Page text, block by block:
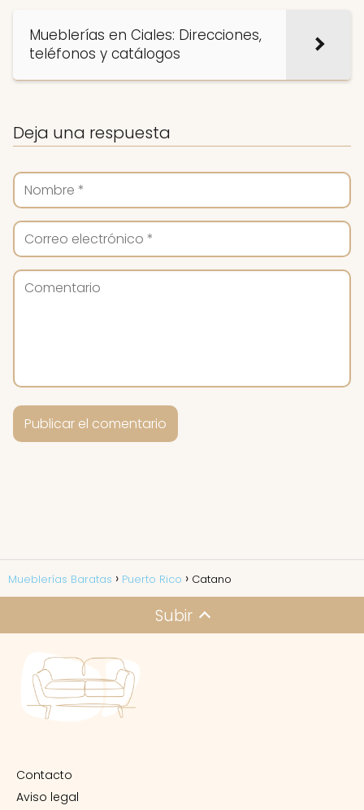
Mueblerías en Ciales: Direcciones,
teléfonos y catálogos
Deja una respuesta
Mueblerías Baratas Puerto Rico Catano
Subir
Contacto
Aviso legal